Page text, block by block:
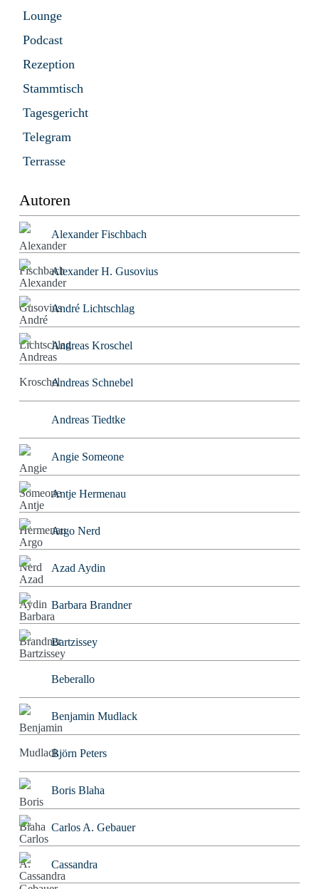
Lounge
Podcast
Rezeption
Stammtisch
Tagesgericht
Telegram
Terrasse
Autoren
Alexander Fischbach
Alexander H. Gusovius
André Lichtschlag
Andreas Kroschel
Andreas Schnebel
Andreas Tiedtke
Angie Someone
Antje Hermenau
Argo Nerd
Azad Aydin
Barbara Brandner
Bartzissey
Beberallo
Benjamin Mudlack
Björn Peters
Boris Blaha
Carlos A. Gebauer
Cassandra